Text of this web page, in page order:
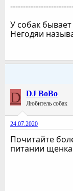
У собак
Негодяи
D DJ BoBo
Любитель собак
24.07.2020
Почитайте
питании